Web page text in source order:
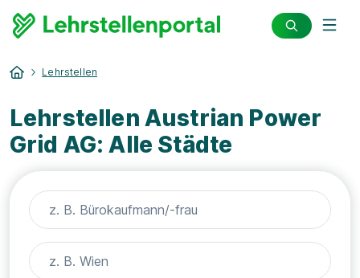
Lehrstellen
Lehrstellen Austrian Power
Grid AG: Alle Städte